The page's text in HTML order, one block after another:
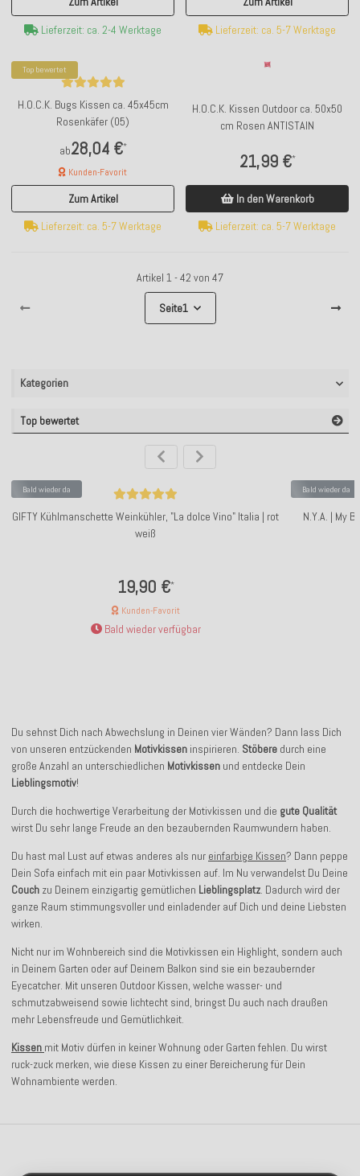
Lieferzeit: ca. 2-4 Werktage
Lieferzeit: ca. 5-7 Werktage
Top bewertet
H.O.C.K. Bugs Kissen ca. 45x45cm
Rosenkäfer (05)
ab28,04 €*
Kunden-Favorit
Zum Artikel
Lieferzeit: ca. 5-7 Werktage
H.O.C.K. Kissen Outdoor ca. 50x50
cm Rosen ANTISTAIN
21,99 €*
In den Warenkorb
Lieferzeit: ca. 5-7 Werktage
Artikel 1 - 42 von 47
Seite1
Kategorien
Top bewertet
Bald wieder da
GIFTY Kühlmanschette Weinkühler, "La dolce Vino" Italia | rot
weiß
19,90 €*
Kunden-Favorit
Bald wieder verfügbar
Bald wieder da
N.Y.A. | My
Du sehnst Dich nach Abwechslung in Deinen vier Wänden? Dann lass Dich
von unseren entzückenden Motivkissen inspirieren. Stöbere durch eine
große Anzahl an unterschiedlichen Motivkissen und entdecke Dein
Lieblingsmotiv!
Durch die hochwertige Verarbeitung der Motivkissen und die gute Qualität
wirst Du sehr lange Freude an den bezaubernden Raumwundern haben.
Du hast mal Lust auf etwas anderes als nur einfarbige Kissen? Dann peppe
Dein Sofa einfach mit ein paar Motivkissen auf. Im Nu verwandelst Du Deine
Couch zu Deinem einzigartig gemütlichen Lieblingsplatz. Dadurch wird der
ganze Raum stimmungsvoller und einladender auf Dich und deine Liebsten
wirken.
Nicht nur im Wohnbereich sind die Motivkissen ein Highlight, sondern auch
in Deinem Garten oder auf Deinem Balkon sind sie ein bezaubernder
Eyecatcher. Mit unseren Outdoor Kissen, welche wasser- und
schmutzabweisend sowie lichtecht sind, bringst Du auch nach draußen
mehr Lebensfreude und Gemütlichkeit.
Kissen mit Motiv dürfen in keiner Wohnung oder Garten fehlen. Du wirst
ruck-zuck merken, wie diese Kissen zu einer Bereicherung für Dein
Wohnambiente werden.